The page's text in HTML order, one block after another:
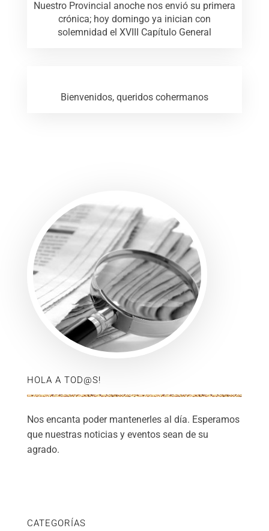
Nuestro Provincial anoche nos envió su primera
crónica; hoy domingo ya inician con
solemnidad el XVIII Capítulo General
Bienvenidos, queridos cohermanos
HOLA A TOD@S!
Nos encanta poder mantenerles al día. Esperamos
que nuestras noticias y eventos sean de su
agrado.
CATEGORÍAS